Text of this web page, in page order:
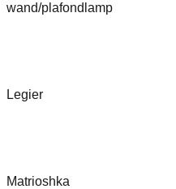
wand/plafondlamp
Legier
Matrioshka